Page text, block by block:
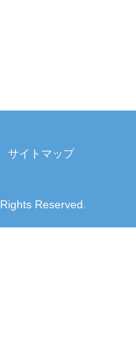
サイトマップ
Reserved.